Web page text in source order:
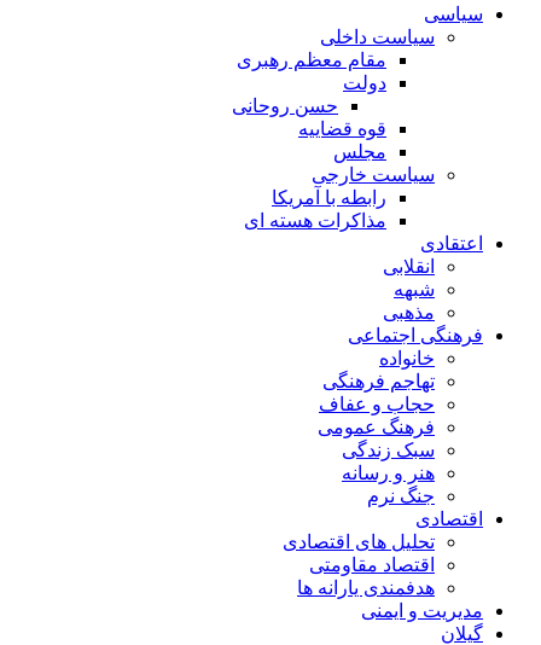
سیاسی
سیاست داخلی
مقام معظم رهبری
دولت
حسن روحانی
قوه قضاییه
مجلس
سیاست خارجی
رابطه با آمریکا
مذاکرات هسته ای
اعتقادی
انقلابی
شبهه
مذهبی
فرهنگی اجتماعی
خانواده
تهاجم فرهنگی
حجاب و عفاف
فرهنگ عمومی
سبک زندگی
هنر و رسانه
جنگ نرم
اقتصادی
تحلیل های اقتصادی
اقتصاد مقاومتی
هدفمندی یارانه ها
مدیریت و ایمنی
گیلان